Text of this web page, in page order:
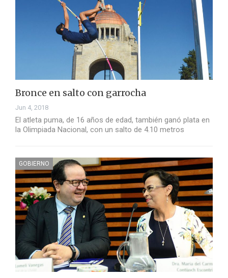
Bronce en salto con garrocha
Jun 4, 2018
El atleta puma, de 16 años de edad, también ganó plata en
la Olimpiada Nacional, con un salto de 4.10 metros
GOBIERNO